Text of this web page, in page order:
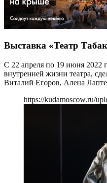
Выставка «Театр
С 22 апреля по 19 июня 2022
внутренней жизни театра,
Виталий Егоров, Алена
https://kudamoscow.ru/